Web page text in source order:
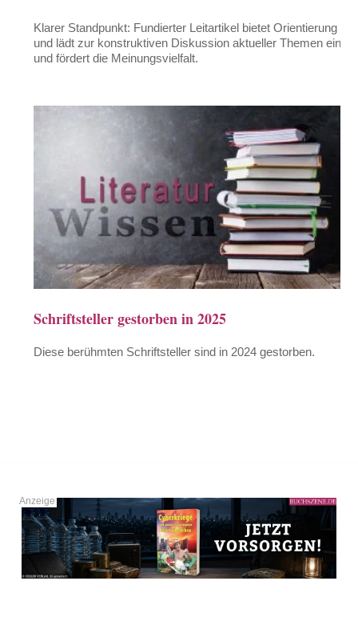
Klarer Standpunkt: Fundierter Leitartikel bietet Orientierung
und lädt zur konstruktiven Diskussion aktueller Themen ein
und fördert die Meinungsvielfalt.
Schriftsteller gestorben in 2025
Diese berühmten Schriftsteller sind in 2024 gestorben.